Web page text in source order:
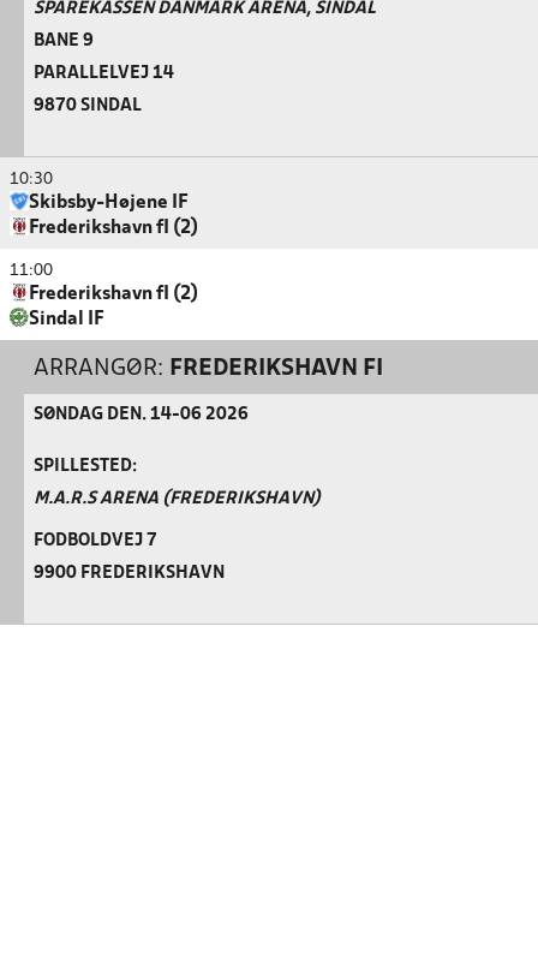
SPAREKASSEN DANMARK ARENA, SINDAL
BANE 9
PARALLELVEJ 14
9870 SINDAL
10:30
Skibsby-Højene IF
Frederikshavn fI (2)
11:00
Frederikshavn fI (2)
Sindal IF
ARRANGØR: FREDERIKSHAVN FI
SØNDAG DEN. 14-06 2026
SPILLESTED:
M.A.R.S ARENA (FREDERIKSHAVN)
FODBOLDVEJ 7
9900 FREDERIKSHAVN